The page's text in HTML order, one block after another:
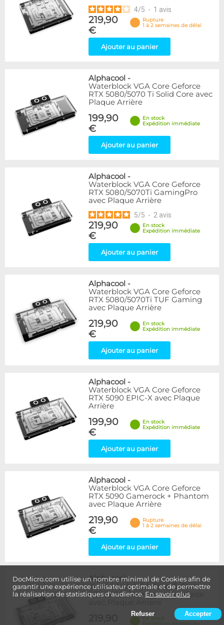
DocMicro.com utilise un nombre minimal de Cookies afin de
garantir une expérience utilisateur optimale et de permettre
la réalisation de statistiques d'audience. En savoir plus
Refuser Accepter
4/5 - 1 avis
219,90
€
Rupture
1 à 2 semaines de délai
Ajouter au panier
Alphacool -
Waterblock VGA Core Geforce
RTX 5080/5070 Ti Solid Core avec
Plaque Arrière
199,90
€
En stock
Expédition immédiate
Ajouter au panier
Alphacool -
Waterblock VGA Core Geforce
RTX 5080/5070Ti GamingPro
avec Plaque Arrière
5/5 - 2 avis
219,90
€
En stock
Expédition immédiate
Ajouter au panier
Alphacool -
Waterblock VGA Core Geforce
RTX 5080/5070Ti TUF Gaming
avec Plaque Arrière
219,90
€
En stock
Expédition immédiate
Ajouter au panier
Alphacool -
Waterblock VGA Core Geforce
RTX 5090 EPIC-X avec Plaque
Arrière
199,90
€
En stock
Expédition immédiate
Ajouter au panier
Alphacool -
Waterblock VGA Core Geforce
RTX 5090 Gamerock + Phantom
avec Plaque Arrière
219,90
€
Rupture
1 à 2 semaines de délai
Ajouter au panier
Alphacool-
Waterblock VGA Core Geforce
RTX 5090 Gaming + Windforce
En stock
Expédition immédiate